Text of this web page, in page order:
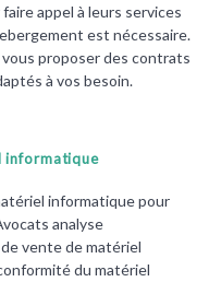
appel à leurs services
est nécessaire.
vous proposer des contrats
à vos besoin.
informatique
informatique pour
analyse
vente de matériel
du matériel